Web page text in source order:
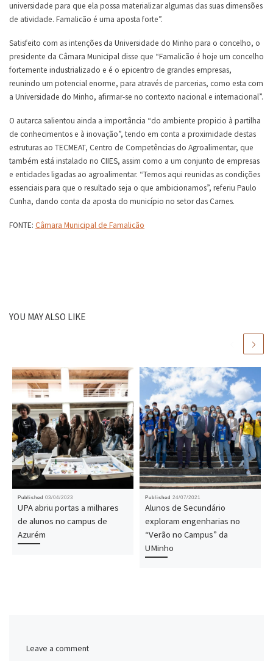
universidade para que ela possa materializar algumas das suas dimensões
de atividade. Famalicão é uma aposta forte”.
Satisfeito com as intenções da Universidade do Minho para o concelho, o
presidente da Câmara Municipal disse que “Famalicão é hoje um concelho
fortemente industrializado e é o epicentro de grandes empresas,
reunindo um potencial enorme, para através de parcerias, como esta com
a Universidade do Minho, afirmar-se no contexto nacional e internacional”.
O autarca salientou ainda a importância “do ambiente propicio à partilha
de conhecimentos e à inovação”, tendo em conta a proximidade destas
estruturas ao TECMEAT, Centro de Competências do Agroalimentar, que
também está instalado no CIIES, assim como a um conjunto de empresas
e entidades ligadas ao agroalimentar. “Temos aqui reunidas as condições
essenciais para que o resultado seja o que ambicionamos”, referiu Paulo
Cunha, dando conta da aposta do município no setor das Carnes.
FONTE: Câmara Municipal de Famalicão
YOU MAY ALSO LIKE
Published 03/04/2023
UPA abriu portas a milhares
de alunos no campus de
Azurém
Published 24/07/2021
Alunos de Secundário
exploram engenharias no
“Verão no Campus” da
UMinho
Leave a comment